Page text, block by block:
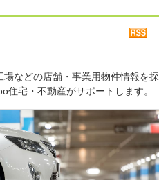
などの店舗・事業用物件情報を探
宅・不動産がサポートします。